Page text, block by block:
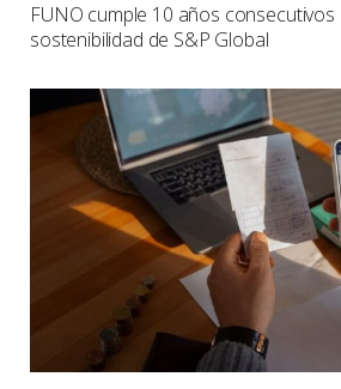
FUNO cumple 10 años consecutivos
sostenibilidad de S&P Global